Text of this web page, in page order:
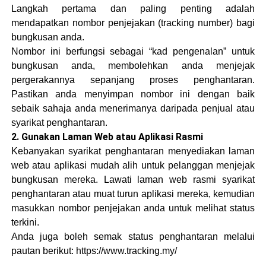
Langkah pertama dan paling penting adalah
mendapatkan nombor penjejakan (tracking number) bagi
bungkusan anda.
Nombor ini berfungsi sebagai “kad pengenalan” untuk
bungkusan anda, membolehkan anda menjejak
pergerakannya sepanjang proses penghantaran.
Pastikan anda menyimpan nombor ini dengan baik
sebaik sahaja anda menerimanya daripada penjual atau
syarikat penghantaran.
2. Gunakan Laman Web atau Aplikasi Rasmi
Kebanyakan syarikat penghantaran menyediakan laman
web atau aplikasi mudah alih untuk pelanggan menjejak
bungkusan mereka. Lawati laman web rasmi syarikat
penghantaran atau muat turun aplikasi mereka, kemudian
masukkan nombor penjejakan anda untuk melihat status
terkini.
Anda juga boleh semak status penghantaran melalui
pautan berikut: https://www.tracking.my/